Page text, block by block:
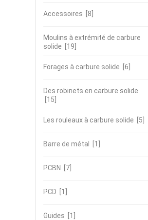
Accessoires [8]
Moulins à extrémité de carbure
solide [19]
Forages à carbure solide [6]
Des robinets en carbure solide
[15]
Les rouleaux à carbure solide [5]
Barre de métal [1]
PCBN [7]
PCD [1]
Guides [1]